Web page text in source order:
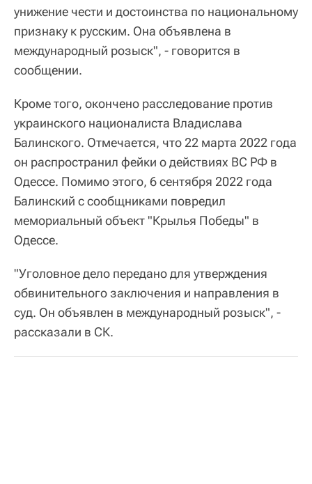
унижение чести и достоинства по национальному
признаку к русским. Она объявлена в
международный розыск", - говорится в
сообщении.
Кроме того, окончено расследование против
украинского националиста Владислава
Балинского. Отмечается, что 22 марта 2022 года
он распространил фейки о действиях ВС РФ в
Одессе. Помимо этого, 6 сентября 2022 года
Балинский с сообщниками повредил
мемориальный объект "Крылья Победы" в
Одессе.
"Уголовное дело передано для утверждения
обвинительного заключения и направления в
суд. Он объявлен в международный розыск", -
рассказали в СК.